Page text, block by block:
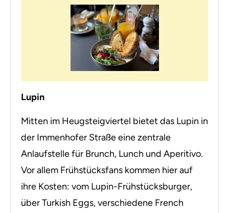
Lupin
Mitten im Heugsteigviertel bietet das Lupin in
der Immenhofer Straße eine zentrale
Anlaufstelle für Brunch, Lunch und Aperitivo.
Vor allem Frühstücksfans kommen hier auf
ihre Kosten: vom Lupin-Frühstücksburger,
über Turkish Eggs, verschiedene French